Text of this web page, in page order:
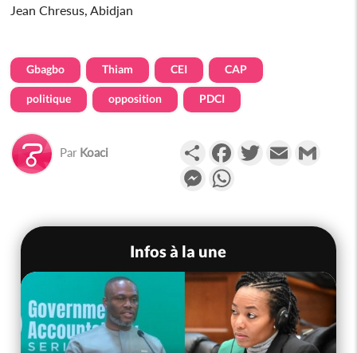
Jean Chresus, Abidjan
Gbagbo Thiam CEI CAP
politique opposition PDCI
Par Koaci PartagerFacebookTwitterEmail
Messenger
Infos à la une